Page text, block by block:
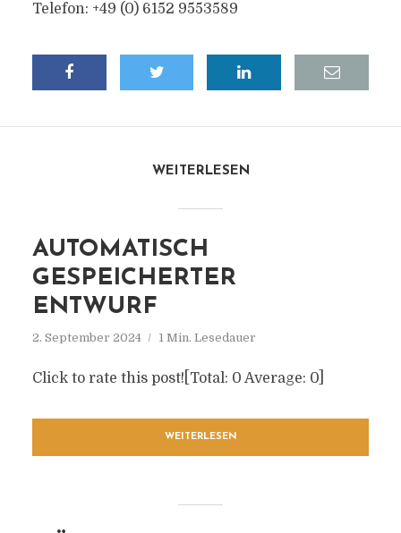
Telefon: +49 (0) 6152 9553589
WEITERLESEN
AUTOMATISCH
GESPEICHERTER
ENTWURF
2. September 2024 1 Min. Lesedauer
Click to rate this post![Total: 0 Average: 0]
WEITERLESEN